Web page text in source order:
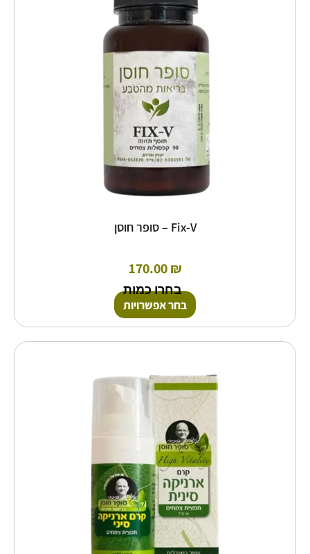
Fix-V – סופר חוסן
170.00₪
בחרו כמות
בחר אפשרויות
סוגים.
לבחור
את
האפשרויות
בעמוד
המוצר
יש
מספר
לבחור
האפשרויות
בעמוד
המוצר